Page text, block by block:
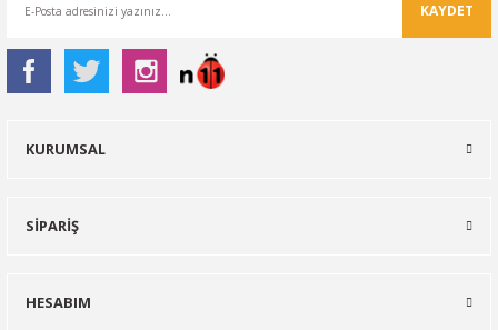
KAYDET
KURUMSAL
SİPARİŞ
HESABIM